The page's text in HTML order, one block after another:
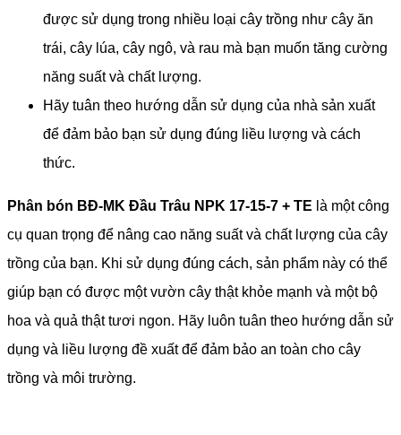
được sử dụng trong nhiều loại cây trồng như cây ăn
trái, cây lúa, cây ngô, và rau mà bạn muốn tăng cường
năng suất và chất lượng.
Hãy tuân theo hướng dẫn sử dụng của nhà sản xuất
để đảm bảo bạn sử dụng đúng liều lượng và cách
thức.
Phân bón BĐ-MK Đầu Trâu NPK 17-15-7 + TE là một công
cụ quan trọng để nâng cao năng suất và chất lượng của cây
trồng của bạn. Khi sử dụng đúng cách, sản phẩm này có thể
giúp bạn có được một vườn cây thật khỏe mạnh và một bộ
hoa và quả thật tươi ngon. Hãy luôn tuân theo hướng dẫn sử
dụng và liều lượng đề xuất để đảm bảo an toàn cho cây
trồng và môi trường.